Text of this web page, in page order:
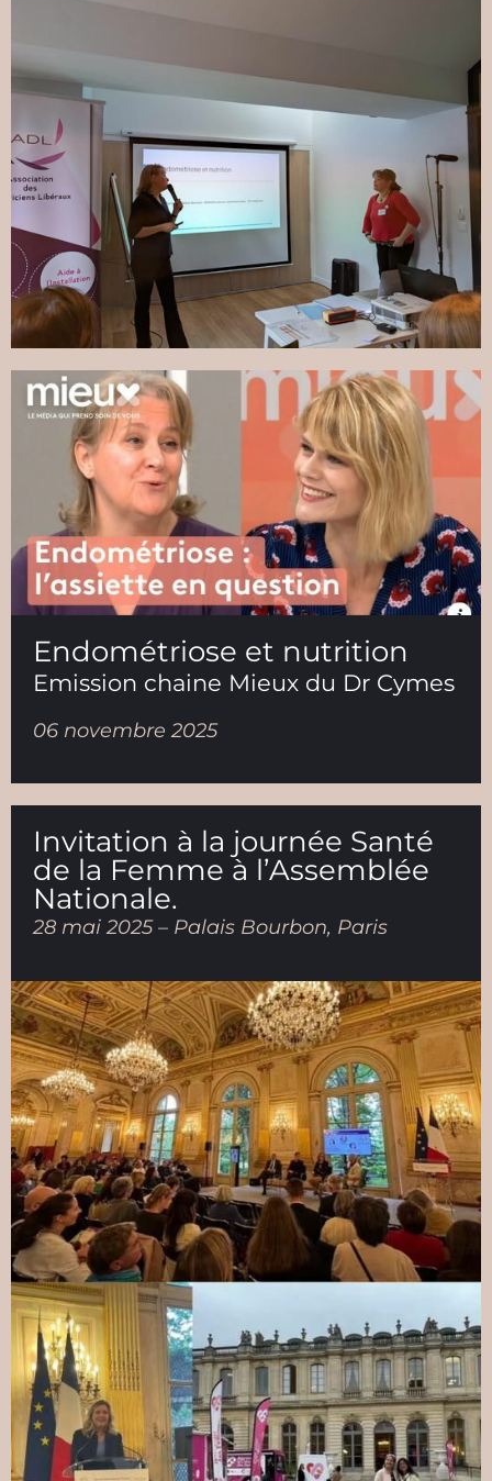
Endométriose et nutrition
Emission chaine Mieux du Dr Cymes
06 novembre 2025
Invitation à la journée Santé
de la Femme à l’Assemblée
Nationale.
28 mai 2025 – Palais Bourbon, Paris